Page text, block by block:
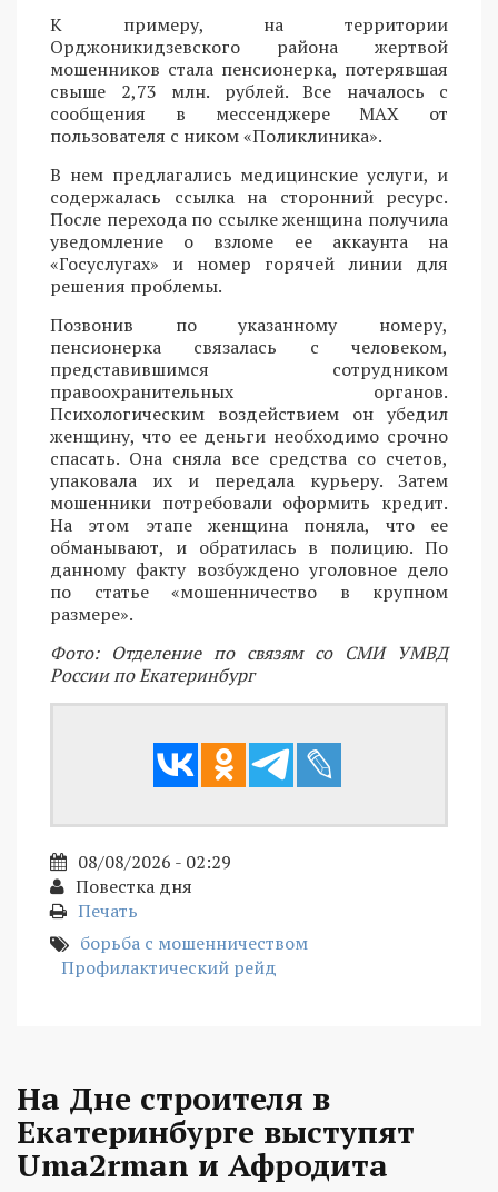
К примеру, на территории
Орджоникидзевского района жертвой
мошенников стала пенсионерка, потерявшая
свыше 2,73 млн. рублей. Все началось с
сообщения в мессенджере MAX от
пользователя с ником «Поликлиника».
В нем предлагались медицинские услуги, и
содержалась ссылка на сторонний ресурс.
После перехода по ссылке женщина получила
уведомление о взломе ее аккаунта на
«Госуслугах» и номер горячей линии для
решения проблемы.
Позвонив по указанному номеру,
пенсионерка связалась с человеком,
представившимся сотрудником
правоохранительных органов.
Психологическим воздействием он убедил
женщину, что ее деньги необходимо срочно
спасать. Она сняла все средства со счетов,
упаковала их и передала курьеру. Затем
мошенники потребовали оформить кредит.
На этом этапе женщина поняла, что ее
обманывают, и обратилась в полицию. По
данному факту возбуждено уголовное дело
по статье «мошенничество в крупном
размере».
Фото: Отделение по связям со СМИ УМВД
России по Екатеринбург
08/08/2026 - 02:29
Повестка дня
Печать
борьба с мошенничеством
Профилактический рейд
На Дне строителя в
Екатеринбурге выступят
Uma2rman и Афродита